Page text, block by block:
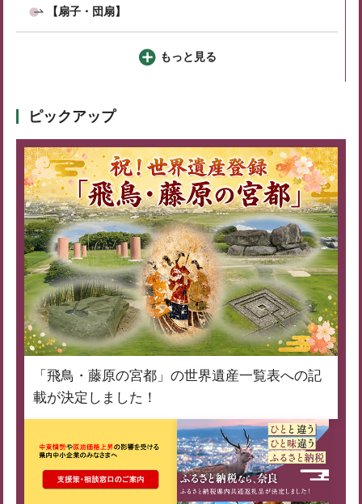
【扇子・団扇】
もっと見る
ピックアップ
「飛鳥・藤原の宮都」の世界遺産一覧表への記
載が決定しました！